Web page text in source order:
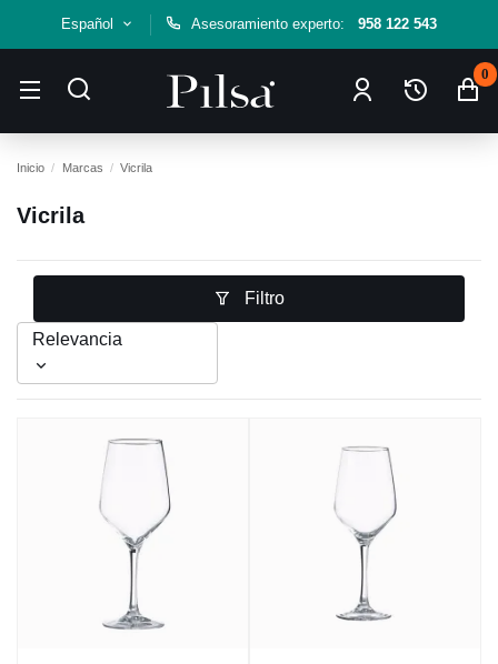
Español Asesoramiento experto: 958 122 543
0
Inicio Marcas Vicrila
Vicrila
Filtro
Relevancia